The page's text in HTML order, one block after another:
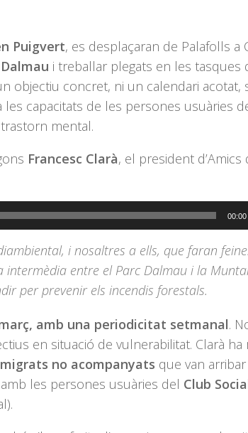
Puigvert, es desplaçaran de Palafolls a
i treballar plegats en les tasques
objectiu concret, ni un calendari acotat,
capacitats de les persones usuàries
mental.
Francesc Clarà, el president d’Amics
00:00
i nosaltres a ells, que faran
entre el Parc Dalmau i la
per prevenir els incendis forestals.
amb una periodicitat setmanal.
en situació de vulnerabilitat. Clarà
no acompanyats que van
les persones usuàries del Club